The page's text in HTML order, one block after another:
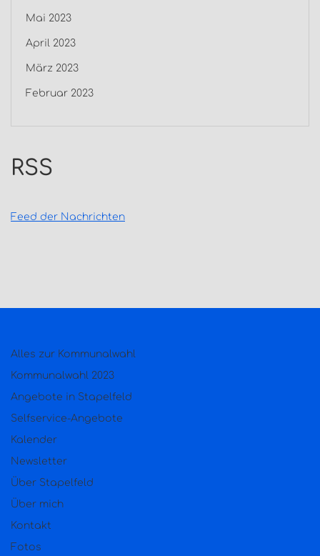
Mai 2023
April 2023
März 2023
Februar 2023
RSS
Feed der Nachrichten
Alles zur Kommunalwahl
Kommunalwahl 2023
Angebote in Stapelfeld
Selfservice-Angebote
Kalender
Newsletter
Über Stapelfeld
Über mich
Kontakt
Fotos